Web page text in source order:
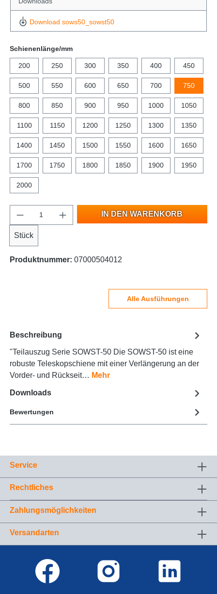
Download sows50_sowst50
Schienenlänge/mm
200 250 300 350 400 450
500 550 600 650 700 750
800 850 900 950 1000 1050
1100 1150 1200 1250 1300 1350
1400 1450 1500 1550 1600 1650
1700 1750 1800 1850 1900 1950
2000
Stück
IN DEN WARENKORB
Produktnummer: 07000504012
Alle Ausführungen
Beschreibung
"Teilauszug Serie SOWST-50 Die SOWST-50 ist eine
robuste Teleskopschiene mit einer Verlängerung an der
Vorder- und Rückseit… Mehr
Downloads
Bewertungen
Service
Rechtliches
Zahlungsmöglichkeiten
Versandarten